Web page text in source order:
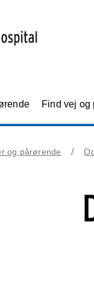
Find vej og
og pårørende